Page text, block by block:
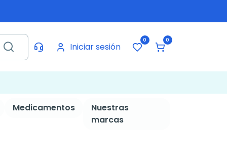
Iniciar sesión
0 0
Medicamentos
Nuestras
marcas